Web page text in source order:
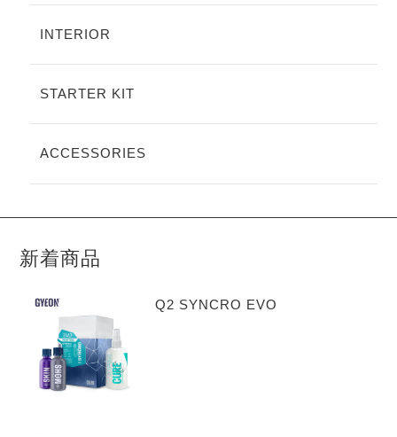
INTERIOR
STARTER KIT
ACCESSORIES
新着商品
Q2 SYNCRO EVO